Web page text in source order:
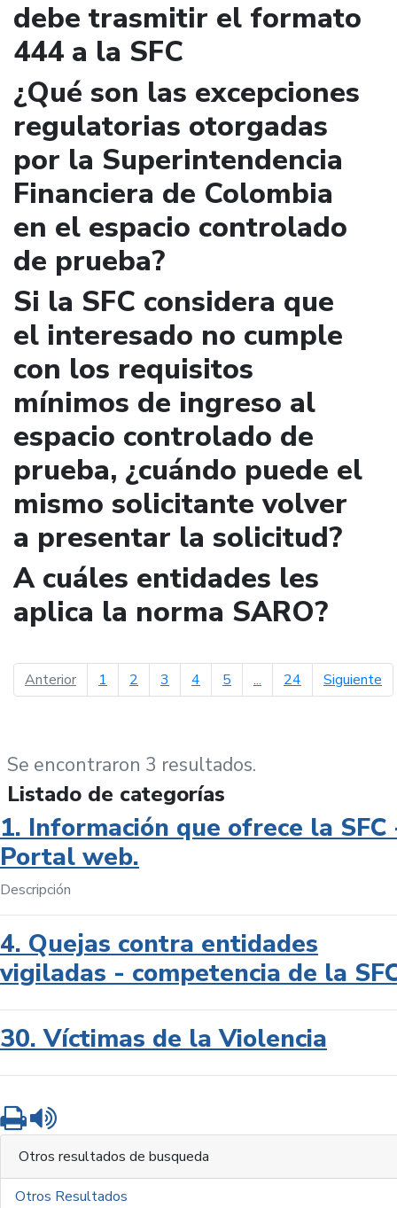
debe trasmitir el formato
444 a la SFC
¿Qué son las excepciones
regulatorias otorgadas
por la Superintendencia
Financiera de Colombia
en el espacio controlado
de prueba?
Si la SFC considera que
el interesado no cumple
con los requisitos
mínimos de ingreso al
espacio controlado de
prueba, ¿cuándo puede el
mismo solicitante volver
a presentar la solicitud?
A cuáles entidades les
aplica la norma SARO?
Anteriorpágina anterior
1 2 3 4 5 ... 24 Siguiente
Se encontraron 3 resultados.
Listado de categorías
1. Información que ofrece la SFC
Portal web.
Descripción
4. Quejas contra entidades
vigiladas - competencia de la
30. Víctimas de la Violencia
Imprimir
Otros resultados de busqueda
Otros Resultados